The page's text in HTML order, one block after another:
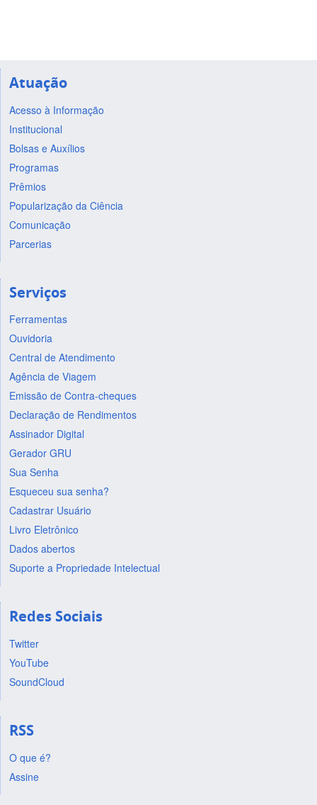
Atuação
Acesso à Informação
Institucional
Bolsas e Auxílios
Programas
Prêmios
Popularização da Ciência
Comunicação
Parcerias
Serviços
Ferramentas
Ouvidoria
Central de Atendimento
Agência de Viagem
Emissão de Contra-cheques
Declaração de Rendimentos
Assinador Digital
Gerador GRU
Sua Senha
Esqueceu sua senha?
Cadastrar Usuário
Livro Eletrônico
Dados abertos
Suporte a Propriedade Intelectual
Redes Sociais
Twitter
YouTube
SoundCloud
RSS
O que é?
Assine